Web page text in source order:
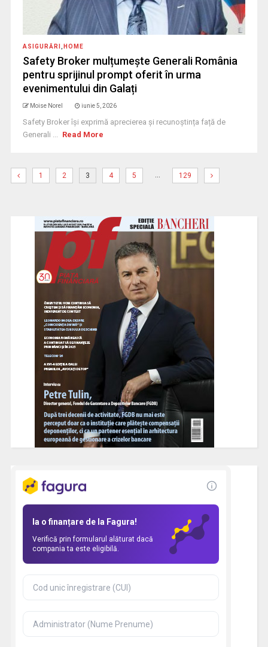
ASIGURĂRI HOME
Safety Broker mulțumește Generali România
pentru sprijinul prompt oferit în urma
evenimentului din Galați
Moise Norel iunie 5, 2026
Safety Broker își exprimă aprecierea și recunoștința față de
Generali ... Read More
1 2 3 4 5 … 129